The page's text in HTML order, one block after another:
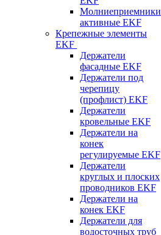
Молниеприемники
активные EKF
Крепежные элементы
EKF
Держатели
фасадные EKF
Держатели под
черепицу
(профлист) EKF
Держатели
кровельные EKF
Держатели на
конек
регулируемые EKF
Держатели
круглых и плоских
проводников EKF
Держатели на
конек EKF
Держатели для
водосточных труб